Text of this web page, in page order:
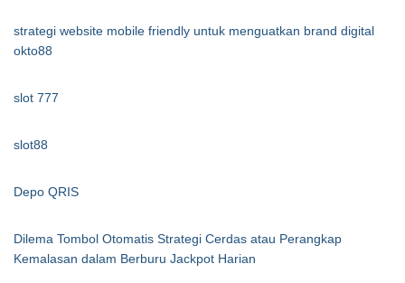
strategi website mobile friendly untuk menguatkan brand digital
okto88
slot 777
slot88
Depo QRIS
Dilema Tombol Otomatis Strategi Cerdas atau Perangkap
Kemalasan dalam Berburu Jackpot Harian